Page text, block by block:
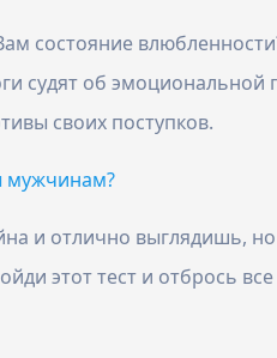
состояние
судят об
своих поступков.
мужчинам?
и отлично выглядишь,
этот тест и отбрось